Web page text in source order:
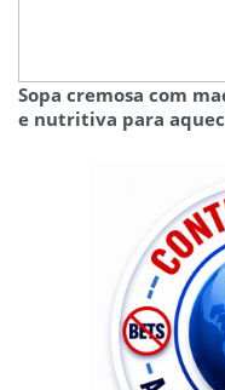
Sopa cremosa com
e nutritiva para